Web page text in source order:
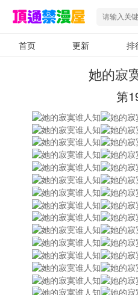
首页 更新 排
她的寂
第